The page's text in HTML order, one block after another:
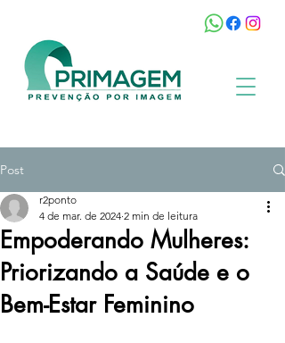
Post
Empoderando Mulheres:
Priorizando a Saúde e o
Bem-Estar Feminino
r2ponto
4 de mar. de 2024 2 min de leitura